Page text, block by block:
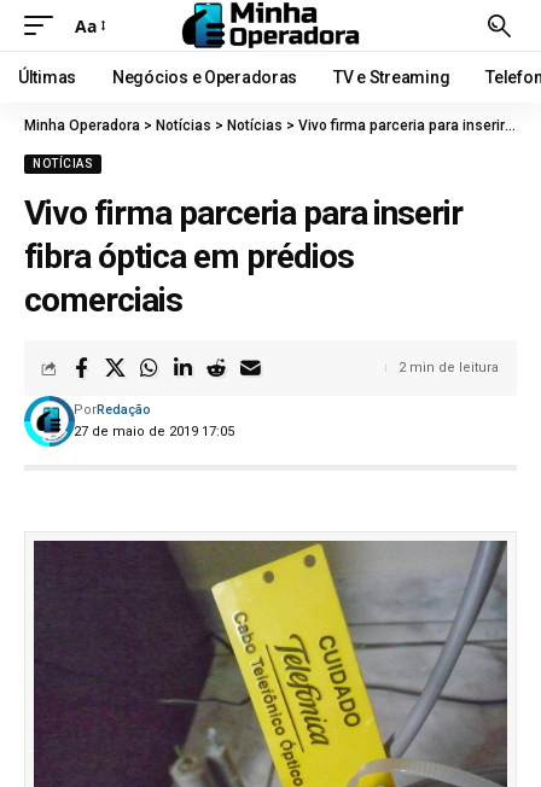
Aa
Últimas Negócios e Operadoras TV e Streaming
Minha Operadora > Notícias > Notícias > Vivo firma parceria para inserir fibra óptica em prédios comerciais
NOTÍCIAS
Vivo firma parceria para inserir
fibra óptica em prédios
comerciais
27 de maio de 2019 17:05
PorRedação
2 min de leitura